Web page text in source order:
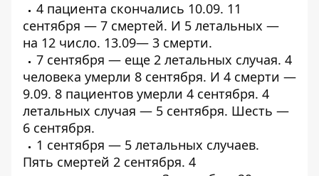
4 пациента скончались 10.09. 11
сентября — 7 смертей. И 5 летальных —
на 12 число. 13.09— 3 смерти.
7 сентября — еще 2 летальных случая. 4
человека умерли 8 сентября. И 4 смерти —
9.09. 8 пациентов умерли 4 сентября. 4
летальных случая — 5 сентября. Шесть —
6 сентября.
1 сентября — 5 летальных случаев.
Пять смертей 2 сентября. 4